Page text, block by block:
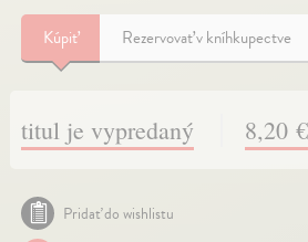
Kúpiť Rezervovať v kníhkupectve
titul je vypredaný 8,20 €
Pridať do wishlistu